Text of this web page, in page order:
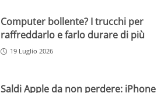
Computer bollente? I trucchi per
raffreddarlo e farlo durare di più
19 Luglio 2026
Saldi Apple da non perdere: iPhone